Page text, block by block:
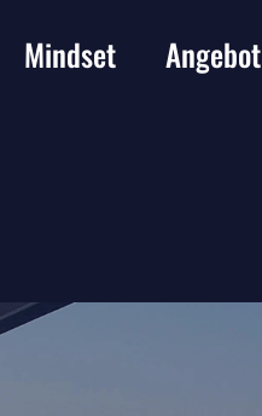
Mindset Angebot